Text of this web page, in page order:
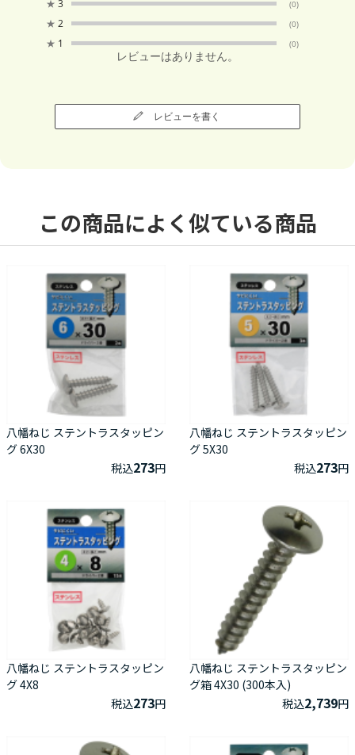
★ 3 (0)
★ 2 (0)
★ 1 (0)
レビューはありません。
レビューを書く
この商品によく似ている商品
八幡ねじ ステントラスタッピン
グ 6X30
税込273円
八幡ねじ ステントラスタッピン
グ 5X30
税込273円
八幡ねじ ステントラスタッピン
グ 4X8
税込273円
八幡ねじ ステントラスタッピン
グ箱 4X30 (300本入)
税込2,739円